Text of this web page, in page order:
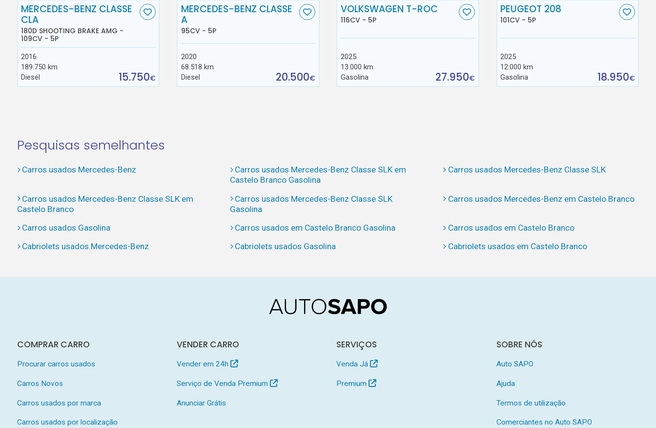
MERCEDES-BENZ CLASSE
CLA
180D SHOOTING BRAKE AMG -
109CV - 5P
2016
189.750 km
Diesel
15.750€
MERCEDES-BENZ CLASSE
A
95CV - 5P
2020
68.518 km
Diesel
20.500€
VOLKSWAGEN T-ROC
116CV - 5P
2025
13.000 km
Gasolina
27.950€
PEUGEOT 208
101CV - 5P
2025
12.000 km
Gasolina
18.950€
Pesquisas semelhantes
Carros usados Mercedes-Benz
Carros usados Mercedes-Benz Classe SLK em
Castelo Branco Gasolina
Carros usados Mercedes-Benz Classe SLK
Carros usados Mercedes-Benz Classe SLK em
Castelo Branco
Carros usados Mercedes-Benz Classe SLK
Gasolina
Carros usados Mercedes-Benz em Castelo Branco
Carros usados Gasolina Carros usados em Castelo Branco Gasolina
Carros usados em Castelo Branco
Cabriolets usados Mercedes-Benz
Cabriolets usados Gasolina Cabriolets usados em Castelo Branco
COMPRAR CARRO
Procurar carros usados
Carros Novos
Carros usados por marca
Carros usados por localização
VENDER CARRO
Vender em 24h
Serviço de Venda Premium
Anunciar Grátis
SERVIÇOS
Venda Já
Premium
SOBRE NÓS
Auto SAPO
Ajuda
Termos de utilização
Comerciantes no Auto SAPO